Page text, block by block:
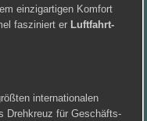
einzigartigen Komfort
fasziniert er Luftfahrt-
internationalen
Drehkreuz für Geschäfts-